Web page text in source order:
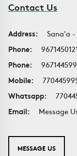
Contact Us
Address:
Sana'a
Phone:
Phone:
Mobile:
Whatsapp:
Email:
Message
MESSAGE US